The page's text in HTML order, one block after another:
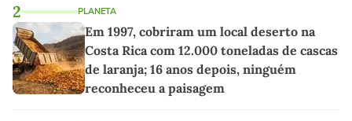
2 PLANETA
Em 1997, cobriram um local deserto na
Costa Rica com 12.000 toneladas de cascas
de laranja; 16 anos depois, ninguém
reconheceu a paisagem